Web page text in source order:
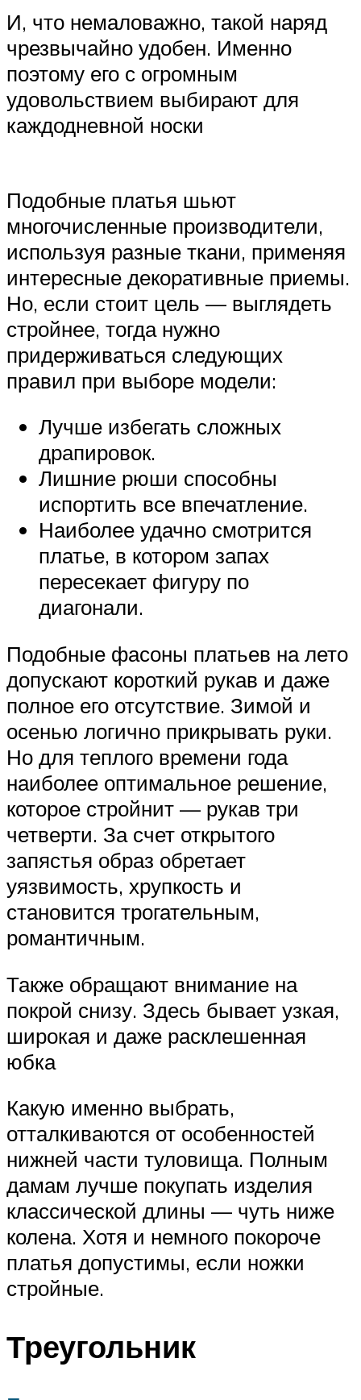
И, что немаловажно, такой наряд
чрезвычайно удобен. Именно
поэтому его с огромным
удовольствием выбирают для
каждодневной носки
Подобные платья шьют
многочисленные производители,
используя разные ткани, применяя
интересные декоративные приемы.
Но, если стоит цель — выглядеть
стройнее, тогда нужно
придерживаться следующих
правил при выборе модели:
Лучше избегать сложных
драпировок.
Лишние рюши способны
испортить все впечатление.
Наиболее удачно смотрится
платье, в котором запах
пересекает фигуру по
диагонали.
Подобные фасоны платьев на лето
допускают короткий рукав и даже
полное его отсутствие. Зимой и
осенью логично прикрывать руки.
Но для теплого времени года
наиболее оптимальное решение,
которое стройнит — рукав три
четверти. За счет открытого
запястья образ обретает
уязвимость, хрупкость и
становится трогательным,
романтичным.
Также обращают внимание на
покрой снизу. Здесь бывает узкая,
широкая и даже расклешенная
юбка
Какую именно выбрать,
отталкиваются от особенностей
нижней части туловища. Полным
дамам лучше покупать изделия
классической длины — чуть ниже
колена. Хотя и немного покороче
платья допустимы, если ножки
стройные.
Треугольник